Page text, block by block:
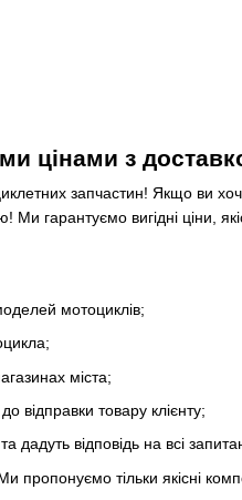
цінами з
запчастин! Якщо ви
Ми гарантуємо вигідні ціни,
мотоциклів;
міста;
відправки товару клієнту;
відповідь на всі
тільки якісні